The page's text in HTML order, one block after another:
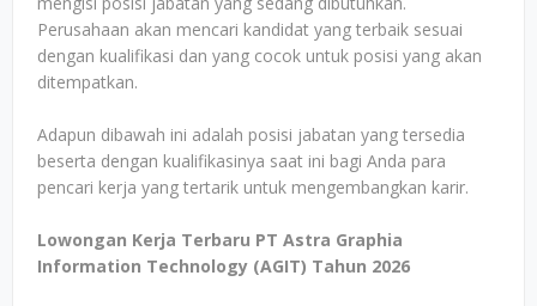
Perusahaan akan mencari kandidat yang terbaik sesuai
dengan kualifikasi dan yang cocok untuk posisi yang akan
ditempatkan.
Adapun dibawah ini adalah posisi jabatan yang tersedia
beserta dengan kualifikasinya saat ini bagi Anda para
pencari kerja yang tertarik untuk mengembangkan karir.
Lowongan Kerja Terbaru PT Astra Graphia
Information Technology (AGIT) Tahun 2026